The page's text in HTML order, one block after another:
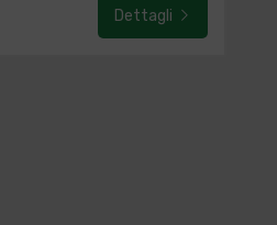
Dettagli